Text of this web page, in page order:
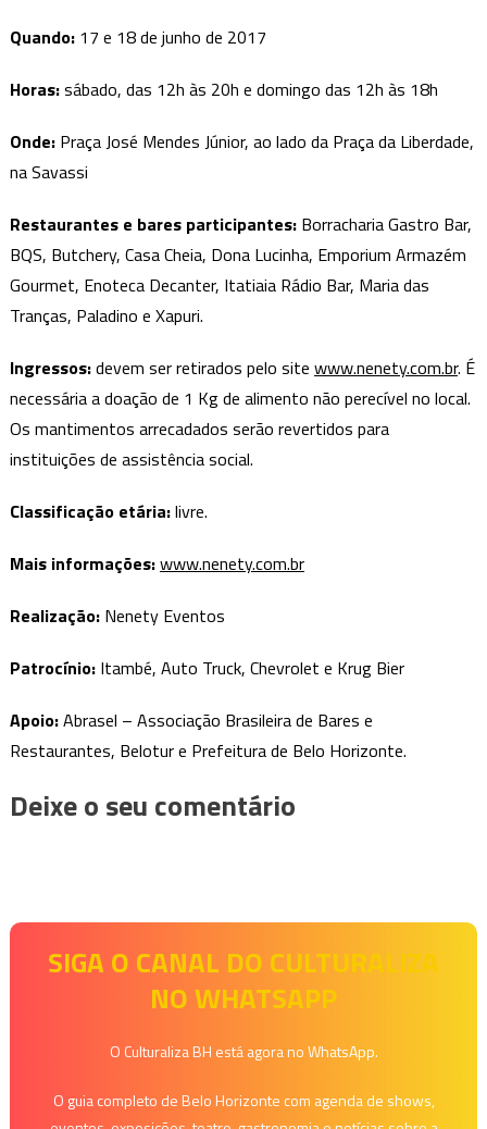
Quando:17 e 18 de junho de 2017
Horas:sábado, das 12h às 20h e domingo das 12h às 18h
Onde: Praça José Mendes Júnior, ao lado da Praça da Liberdade,
na Savassi
Restaurantes e bares participantes:Borracharia Gastro Bar,
BQS, Butchery, Casa Cheia, Dona Lucinha, Emporium Armazém
Gourmet, Enoteca Decanter, Itatiaia Rádio Bar, Maria das
Tranças, Paladino e Xapuri.
Ingressos:devem ser retirados pelo site www.nenety.com.br. É
necessária a doação de 1 Kg de alimento não perecível no local.
Os mantimentos arrecadados serão revertidos para
instituições de assistência social.
Classificação etária:livre.
Mais informações:www.nenety.com.br
Realização:Nenety Eventos
Patrocínio:Itambé, Auto Truck, Chevrolet e Krug Bier
Apoio:Abrasel – Associação Brasileira de Bares e
Restaurantes, Belotur e Prefeitura de Belo Horizonte.
Deixe o seu comentário
SIGA O CANAL DO CULTURALIZA
NO WHATSAPP
O Culturaliza BH está agora no WhatsApp.
O guia completo de Belo Horizonte com agenda de shows,